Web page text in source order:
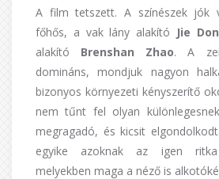
A film tetszett. A színészek jók
főhős, a vak lány alakító Jie
alakító Brenshan Zhao. A
domináns, mondjuk nagyon
bizonyos környezeti kényszerítő
nem tűnt fel olyan
megragadó, és kicsit
egyike azoknak az igen ritka
melyekben maga a néző is